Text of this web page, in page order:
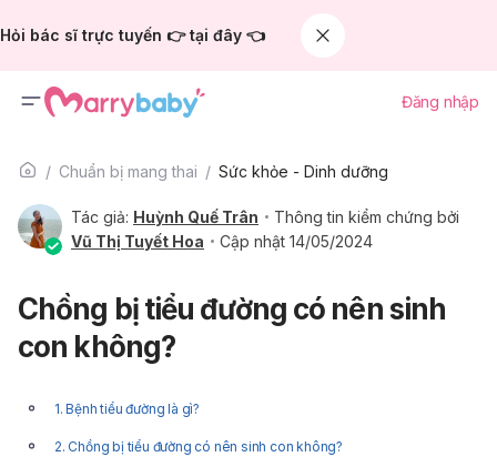
Hỏi bác sĩ trực tuyến 👉 tại đây 👈
Đăng nhập
Chuẩn bị mang thai Sức khỏe - Dinh dưỡng
Tác giả: Huỳnh Quế Trân
Thông tin kiểm chứng bởi
Vũ Thị Tuyết Hoa
Cập nhật 14/05/2024
Chồng bị tiểu đường có nên sinh
con không?
1. Bệnh tiểu đường là gì?
2. Chồng bị tiểu đường có nên sinh con không?